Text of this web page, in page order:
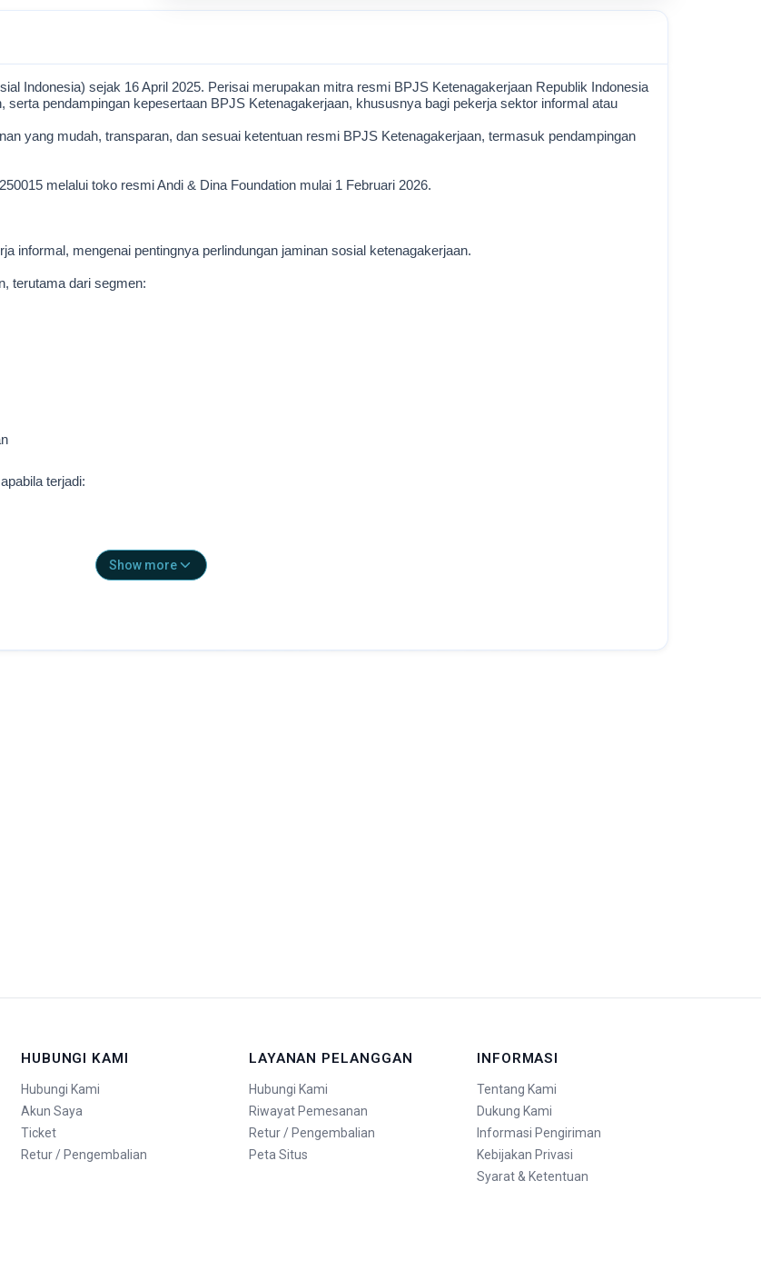
Indonesia) sejak 16 April 2025. Perisai merupakan mitra resmi BPJS Ketenagakerjaan Republik Indonesia
pendampingan kepesertaan BPJS Ketenagakerjaan, khususnya bagi pekerja sektor informal atau
yang mudah, transparan, dan sesuai ketentuan resmi BPJS Ketenagakerjaan, termasuk pendampingan
melalui toko resmi Andi & Dina Foundation mulai 1 Februari 2026.
informal, mengenai pentingnya perlindungan jaminan sosial ketenagakerjaan.
terutama dari segmen:
terjadi:
Show more
HUBUNGI KAMI
Hubungi Kami
Akun Saya
Ticket
Retur / Pengembalian
LAYANAN PELANGGAN
Hubungi Kami
Riwayat Pemesanan
Retur / Pengembalian
Peta Situs
INFORMASI
Tentang Kami
Dukung Kami
Informasi Pengiriman
Kebijakan Privasi
Syarat & Ketentuan